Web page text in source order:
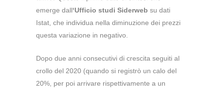
emerge dall‘Ufficio studi Siderweb su dati
Istat, che individua nella diminuzione dei prezzi
questa variazione in negativo.
Dopo due anni consecutivi di crescita seguiti al
crollo del 2020 (quando si registrò un calo del
20%, per poi arrivare rispettivamente a un